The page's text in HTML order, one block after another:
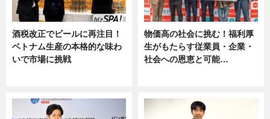
酒税改正でビールに再注目！
ベトナム生産の本格的な味わ
いで市場に挑戦
物価高の社会に挑む！福利厚
生がもたらす従業員・企業・
社会への恩恵と可能…